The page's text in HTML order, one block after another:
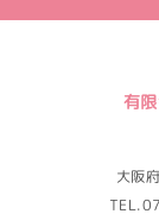
有
大阪